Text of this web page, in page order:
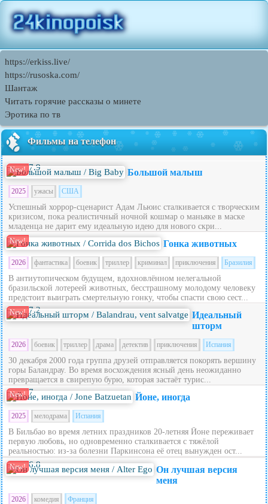
https://erkiss.live/
https://rusoska.com/
Шантаж
Читать горячие рассказы о минете
Эротика по тв
Фильмы на телефон
New! 7.9 Большой малыш
2025 ужасы США
Успешный хоррор-сценарист Адам Льюис сталкивается с творческим
кризисом, пока реалистичный ночной кошмар о маньяке в маске
младенца не дарит ему идеальную идею для нового скри...
New! Гонка животных
2026 фантастика боевик триллер криминал приключения Бразилия
В антиутопическом будущем, вдохновлённом нелегальной
бразильской лотереей животных, бесстрашному молодому человеку
предстоит выиграть смертельную гонку, чтобы спасти свою сест...
New! 7.2
Идеальный
шторм
2026 боевик триллер драма детектив приключения Испания
30 декабря 2000 года группа друзей отправляется покорять вершину
горы Баландрау. Во время восхождения ясный день неожиданно
превращается в свирепую бурю, которая застаёт турис...
New! 7 Йоне, иногда
2025 мелодрама Испания
В Бильбао во время летних праздников 20‑летняя Йоне переживает
первую любовь, но одновременно сталкивается с тяжёлой
реальностью: из‑за болезни Паркинсона её отец вынужден ост...
New! 6.8
Он лучшая версия
меня
2026 комедия Франция